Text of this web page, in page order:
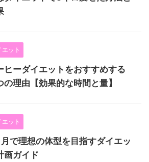
エット
ヒーダイエットをおすすめする
の理由【効果的な時間と量】
エット
で理想の体型を目指すダイエッ
画ガイド